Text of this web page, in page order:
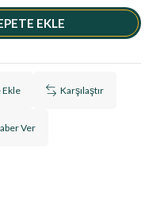
Ekle Karşılaştır
Ver